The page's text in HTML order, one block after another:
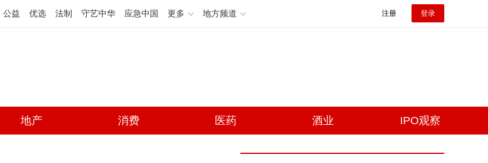
公益 优选 法制 守艺中华 应急中国 更多 地方频道 注册 登录
地产 消费 医药 酒业 IPO观察